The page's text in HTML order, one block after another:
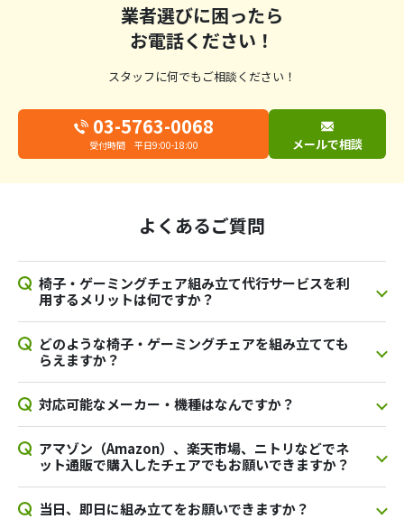
業者選びに困ったら
お電話ください！
スタッフに何でもご相談ください！
03-5763-0068
受付時間 平日9:00-18:00 メールで相談
よくあるご質問
椅子・ゲーミングチェア組み立て代行サービスを利
用するメリットは何ですか？
どのような椅子・ゲーミングチェアを組み立てても
らえますか？
対応可能なメーカー・機種はなんですか？
アマゾン（Amazon）、楽天市場、ニトリなどでネ
ット通販で購入したチェアでもお願いできますか？
当日、即日に組み立てをお願いできますか？